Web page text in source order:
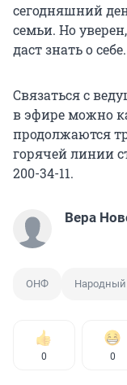
сегодняшний
семьи. Но
даст знать о себе.
Связаться с
в эфире можно
продолжаются
горячей линии
200-34-11.
Вера
ОНФ
0 0